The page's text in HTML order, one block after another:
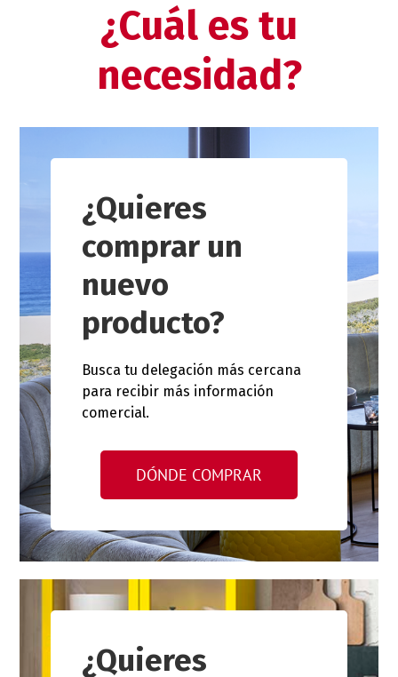
¿Cuál es tu
necesidad?
¿Quieres
comprar un
nuevo
producto?
Busca tu delegación más cercana
para recibir más información
comercial.
DÓNDE COMPRAR
¿Quieres